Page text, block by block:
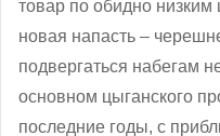
товар по обидно
новая напасть –
подвергаться набегам
основном цыганского
последние годы, с